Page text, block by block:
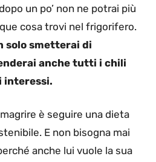
un po’ non ne potrai più
cosa trovi nel frigorifero.
solo smetterai di
anche tutti i chili
interessi.
è seguire una dieta
E non bisogna mai
anche lui vuole la sua